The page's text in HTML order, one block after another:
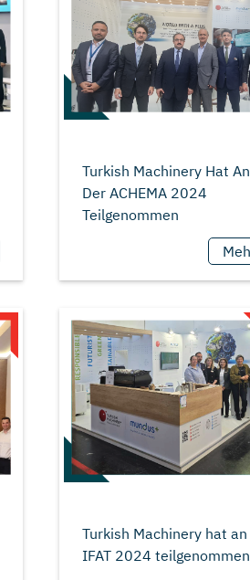
Turkish Machinery Hat An
Der ACHEMA 2024
Turkish Machinery hat an